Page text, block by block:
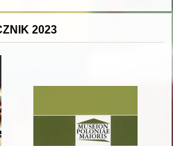
2023